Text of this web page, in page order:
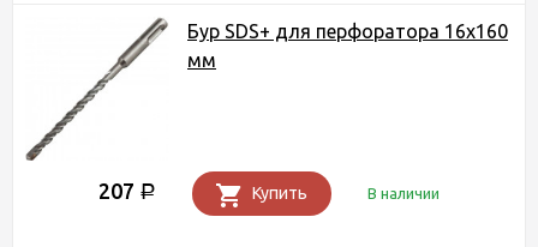
Бур SDS+ для перфоратора 16х160
мм
207 Р Купить В наличии